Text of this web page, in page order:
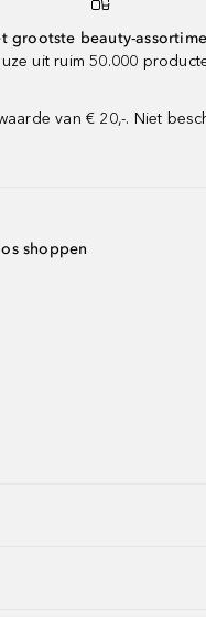
grootste beauty-
uit ruim 50.000
van € 20,-. Niet
shoppen